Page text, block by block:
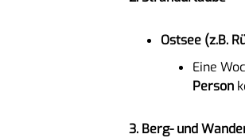
Ostsee (z.B.
Eine
Person
3. Berg- und